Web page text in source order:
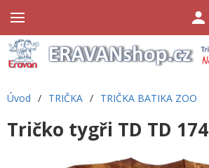
Úvod / TRIČKA / TRIČKA BATIKA ZOO
Tričko tygři TD TD 174